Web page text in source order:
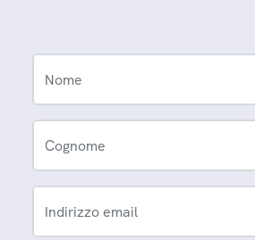
Nome
Cognome
Indirizzo email